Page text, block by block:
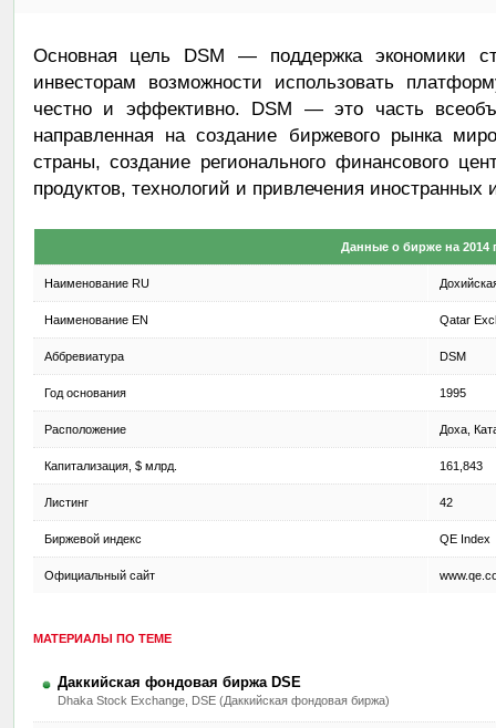
Основная цель DSM — поддержка экономики
инвесторам возможности использовать
честно и эффективно. DSM — это часть
направленная на создание биржевого рынка
страны, создание регионального финансового
продуктов, технологий и привлечения иностранных
Данные о бирже на 2014
Наименование RU
Наименование EN Qatar
Аббревиатура DSM
Год основания 1995
Расположение Доха,
Капитализация, $ млрд. 161,843
Листинг 42
Биржевой индекс QE Index
Официальный сайт
МАТЕРИАЛЫ ПО ТЕМЕ
Даккийская фондовая биржа DSE
Dhaka Stock Exchange, DSE (Даккийская фондовая биржа)